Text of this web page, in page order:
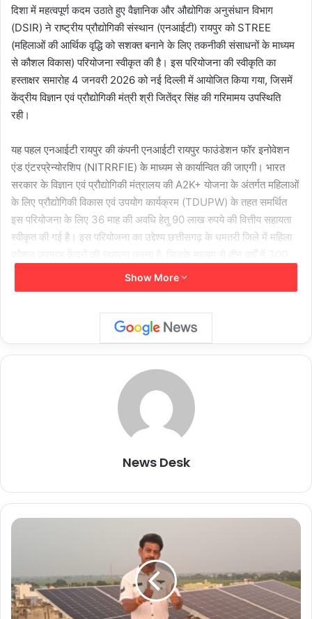
दिशा में महत्वपूर्ण कदम उठाते हुए वैज्ञानिक और औद्योगिक अनुसंधान विभाग
(DSIR) ने राष्ट्रीय प्रौद्योगिकी संस्थान (एनआईटी) रायपुर को STREE
(महिलाओं की आर्थिक वृद्धि को सशक्त बनाने के लिए तकनीकी संसाधनों के माध्यम
से कौशल विकास) परियोजना स्वीकृत की है। इस परियोजना की स्वीकृति का
हस्ताक्षर समारोह 4 जनवरी 2026 को नई दिल्ली में आयोजित किया गया, जिसमें
केंद्रीय विज्ञान एवं प्रौद्योगिकी मंत्री श्री जितेंद्र सिंह की गरिमामय उपस्थिति
रही।
यह पहल एनआईटी रायपुर की कंपनी एनआईटी रायपुर फाउंडेशन फॉर इनोवेशन
एंड एंटरप्रेन्योरशिप (NITRRFIE) के माध्यम से कार्यान्वित की जाएगी। भारत
सरकार के विज्ञान एवं प्रौद्योगिकी मंत्रालय की A2K+ योजना के अंतर्गत महिलाओं
के लिए प्रौद्योगिकी विकास एवं उपयोग कार्यक्रम (TDUPW) के तहत समर्थित
इस परियोजना के लिए 36 माह की अवधि हेतु 90 लाख रुपये की वित्तीय सहायता
स्वीकृत की गई है। इस परियोजना का उद्देश्य छत्तीसगढ़ के धमतरी जिले में महिला
ग्रामीण महिलाओं को प्रशिक्षण प्रदान किए जाने का लक्ष्य रखा गया है।
दंडाधिकारी, श्री गजेंद्र सिंह ठाकुर, मुख्य कार्यकारी अधिकारी, जिला पंचायत, डॉ.
शैलेंद्र सिंह, सहायक निदेशक, CSSDA एवं जिला अधिकारी, तथा श्री जय वर्मा,
DPM, CGSRLM शामिल हैं, जो स्थानीय समन्वय एवं व्यापक जनपहुंच सुनिश्चित
एनआईटी रायपुर की ओर से इस परियोजना का मार्गदर्शन निदेशक डॉ. एन. वी.
रामना राव द्वारा किया जा रहा है।परियोजना का नेतृत्व डॉ. अनुज कुमार शुक्ला,
कटारिया, सहायक कुलसचिव एवं सह-प्रधान अन्वेषक एवं प्रभारी अधिकारी,
सलाहकार तथा A2K+ के प्रमुख, तथा डॉ. वंदना कालिया, वैज्ञानिक ‘एफ’ इस
परियोजना को साकार करने में महत्वपूर्ण भूमिका निभा रहे हैं।
यह भी पढ़ें :- पीएम सूर्यघर मुफ्त बिजली योजना का उत्साह के साथ
लोग ले रहे हैं लाभ,अब तक 331 लोगों ने लगवाए सोलर पैनल….
Show More
News Desk
पी
र्य
घ
र